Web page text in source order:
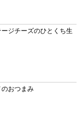
ジチーズのひとくち生
おつまみ